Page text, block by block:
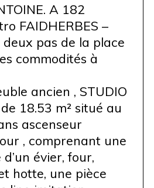
A 182
FAIDHERBES –
deux pas de la place
commodités à
ancien , STUDIO
18.53 m² situé au
ascenseur
, comprenant une
évier, four,
hotte, une pièce